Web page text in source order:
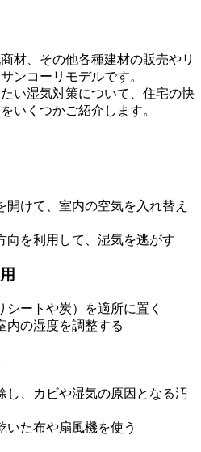
材、その他各種建材の販売やリ
ンコーリモデルです。
い湿気対策について、住宅の快
いくつかご紹介します。
開けて、室内の空気を入れ替え
向を利用して、湿気を逃がす
ートや炭）を適所に置く
内の湿度を調整する
し、カビや湿気の原因となる汚
いた布や扇風機を使う